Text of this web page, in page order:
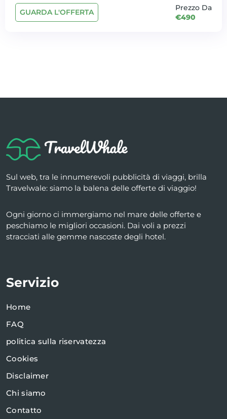
GUARDA L'OFFERTA
Prezzo Da
€490
Sul web, tra le innumerevoli pubblicità di viaggi, brilla
Travelwale: siamo la balena delle offerte di viaggio!
Ogni giorno ci immergiamo nel mare delle offerte e
peschiamo le migliori occasioni. Dai voli a prezzi
stracciati alle gemme nascoste degli hotel.
Servizio
Home
FAQ
politica sulla riservatezza
Cookies
Disclaimer
Chi siamo
Contatto